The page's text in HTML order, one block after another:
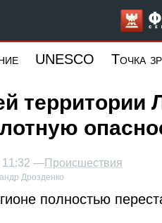
UNESCO Точка
территории
11:32 —Происшествия
Дрозденко
полностью